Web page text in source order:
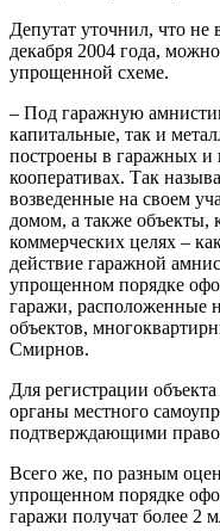
Депутат уточнил, что не
декабря 2004 года,
упрощенной схеме.
– Под гаражную
капитальные, так и
построены в гаражных и
кооперативах. Так
возведенные на своем
домом, а также объекты,
коммерческих целях –
действие гаражной
упрощенном порядке
гаражи, расположенные
объектов,
Смирнов.
Для регистрации
органы местного
подтверждающими право
Всего же, по разным
упрощенном порядке
гаражи получат более 2